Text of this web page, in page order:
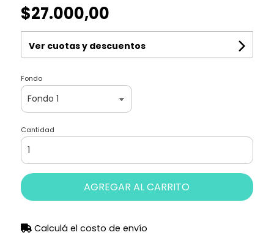
$27.000,00
Ver cuotas y descuentos
Fondo
Cantidad
AGREGAR AL CARRITO
Calculá el costo de envío